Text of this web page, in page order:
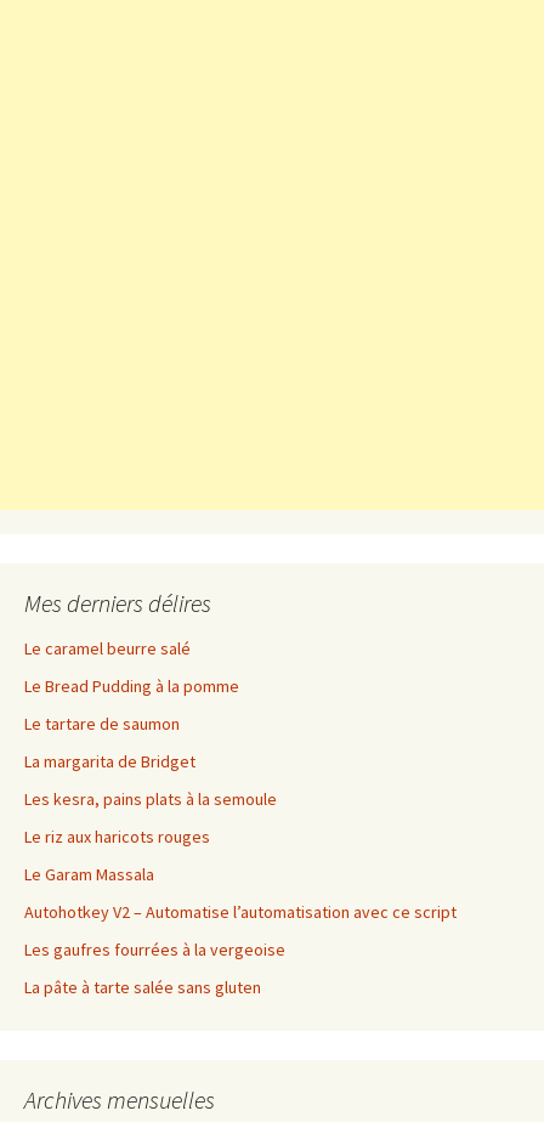
Mes derniers délires
Le caramel beurre salé
Le Bread Pudding à la pomme
Le tartare de saumon
La margarita de Bridget
Les kesra, pains plats à la semoule
Le riz aux haricots rouges
Le Garam Massala
Autohotkey V2 – Automatise l’automatisation avec ce script
Les gaufres fourrées à la vergeoise
La pâte à tarte salée sans gluten
Archives mensuelles